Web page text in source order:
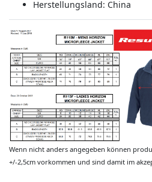
Herstellungsland: China
Wenn nicht anders angegeben können
+/-2,5cm vorkommen und sind damit im